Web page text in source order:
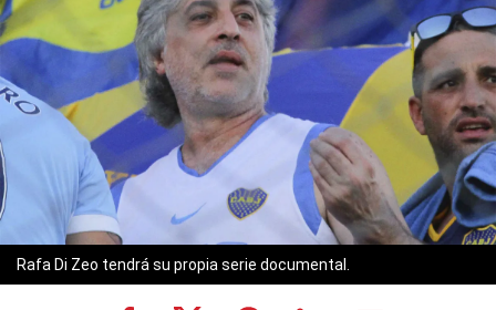
Rafa Di Zeo tendrá su propia serie documental.